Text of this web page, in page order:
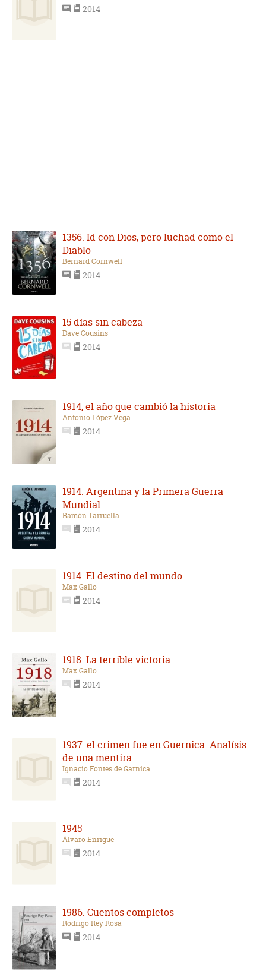
2014
1356. Id con Dios, pero luchad como el
Diablo
Bernard Cornwell
2014
15 días sin cabeza
Dave Cousins
2014
1914, el año que cambió la historia
Antonio López Vega
2014
1914. Argentina y la Primera Guerra
Mundial
Ramón Tarruella
2014
1914. El destino del mundo
Max Gallo
2014
1918. La terrible victoria
Max Gallo
2014
1937: el crimen fue en Guernica. Analísis
de una mentira
Ignacio Fontes de Garnica
2014
1945
Álvaro Enrigue
2014
1986. Cuentos completos
Rodrigo Rey Rosa
2014